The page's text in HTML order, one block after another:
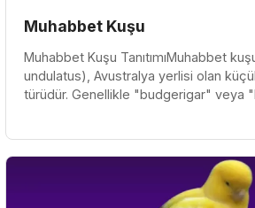
Muhabbet Kuşu
Muhabbet Kuşu TanıtımıMuhabbet
undulatus), Avustralya yerlisi olan
türüdür. Genellikle "budgerigar" veya